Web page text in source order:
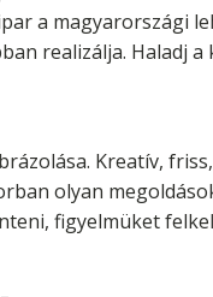
a magyarországi
realizálja. Haladj
Kreatív,
olyan
figyelmüket